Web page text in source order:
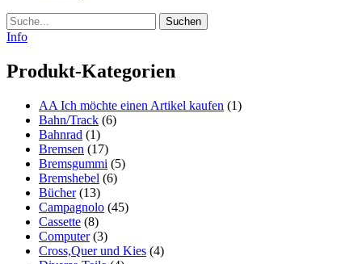
Suche
Info
Produkt-Kategorien
AA Ich möchte einen Artikel kaufen (1)
Bahn/Track (6)
Bahnrad (1)
Bremsen (17)
Bremsgummi (5)
Bremshebel (6)
Bücher (13)
Campagnolo (45)
Cassette (8)
Computer (3)
Cross,Quer und Kies (4)